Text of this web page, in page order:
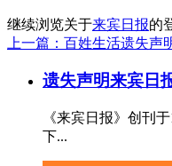
继续浏览关于来宾日报的
上一篇：百姓生活遗失声
遗失声明来宾日
《来宾日报》创刊
下...